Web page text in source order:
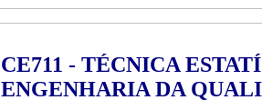
CE711 - TÉCNICA
ENGENHARIA DA